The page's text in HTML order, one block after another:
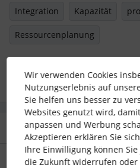
Integration Kapazität
Ressourcenplanung
1 Antwort
Support Integrationen
Wir verwenden Cookies
Nutzungserlebnis auf
Sie helfen uns besser zu
Websites genutzt wird,
anpassen und Werbung
Akzeptieren erklären Sie
Ihre Einwilligung können
die Zukunft widerrufen oder